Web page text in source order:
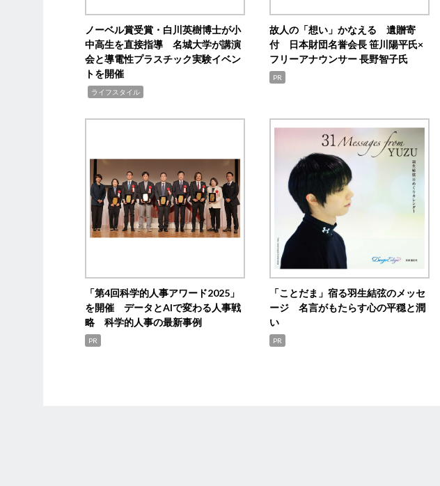
ノーベル賞受賞・白川英樹博士が小
中高生を直接指導 名城大学が講演
会と導電性プラスチック実験イベン
トを開催
ライフスタイル
故人の「想い」かなえる 遺贈寄
付 日本財団名誉会長 笹川陽平氏×
フリーアナウンサー 長野智子氏
PR
「第4回科学的人事アワード2025」
を開催 データとAIで変わる人事戦
略 科学的人事の最新事例
PR
「ことだま」宿る羽生結弦のメッセ
ージ 名言がもたらす心の平穏と潤
い
PR